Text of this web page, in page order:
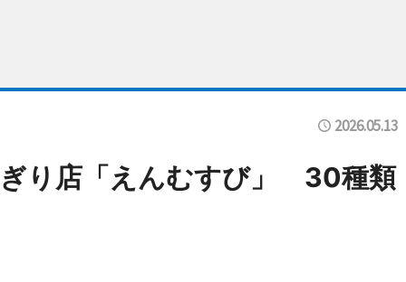
2026.05.13
り店「えんむすび」 30種類